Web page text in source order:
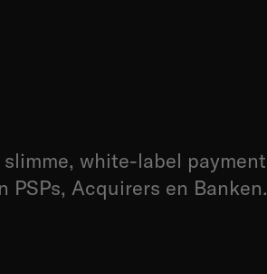
white-label payment
PSPs, Acquirers en Banken.